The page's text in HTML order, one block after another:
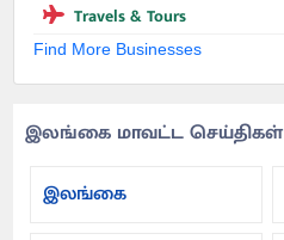
Travels & Tours
Find More Businesses
இலங்கை மாவட்ட செய்திகள்
இலங்கை